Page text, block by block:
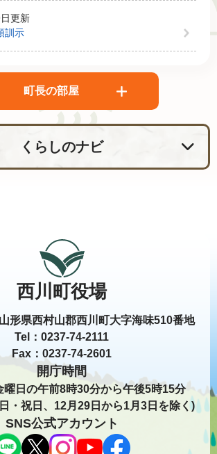
更新
訓示
町長の部屋
くらしのナビ
西川町役場
形県西村山郡西川町大字海味510番地
Tel：0237-74-2111
Fax：0237-74-2601
開庁時間
曜日の午前8時30分から午後5時15分
・祝日、12月29日から1月3日を除く)
SNS公式アカウント